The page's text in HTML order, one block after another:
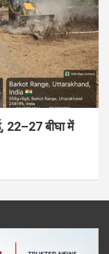
22–27 बीघा में